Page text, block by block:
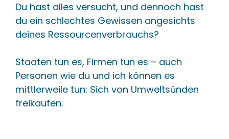
Du hast alles versucht, und dennoch hast
du ein schlechtes Gewissen angesichts
deines Ressourcenverbrauchs?
Staaten tun es, Firmen tun es – auch
Personen wie du und ich können es
mittlerweile tun: Sich von Umweltsünden
freikaufen.